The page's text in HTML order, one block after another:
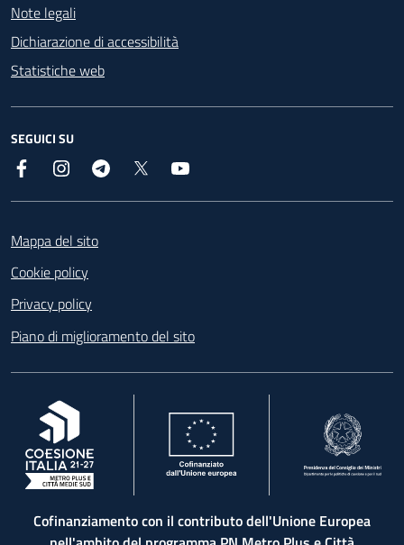
Note legali
Dichiarazione di accessibilità
Statistiche web
SEGUICI SU
Facebook InstagramTelegram
Mappa del sito
Cookie policy
Privacy policy
Piano di miglioramento del sito
, apre in una nuova scheda
Cofinanziamento con il contributo dell'Unione Europea